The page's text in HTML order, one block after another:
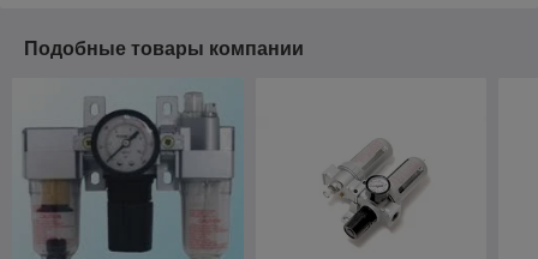
Подобные товары компании